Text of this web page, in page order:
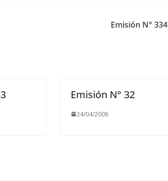
Emisión N° 334
Emisión N° 32
24/04/2008